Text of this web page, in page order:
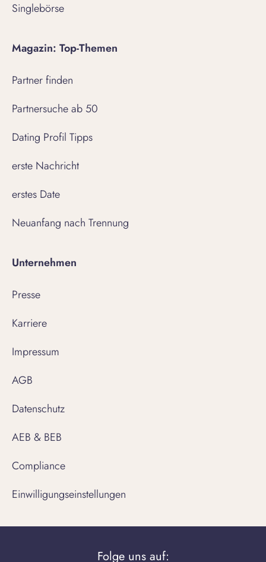
Singlebörse
Magazin: Top-Themen
Partner finden
Partnersuche ab 50
Dating Profil Tipps
erste Nachricht
erstes Date
Neuanfang nach Trennung
Unternehmen
Presse
Karriere
Impressum
AGB
Datenschutz
AEB & BEB
Compliance
Einwilligungseinstellungen
Folge uns auf: